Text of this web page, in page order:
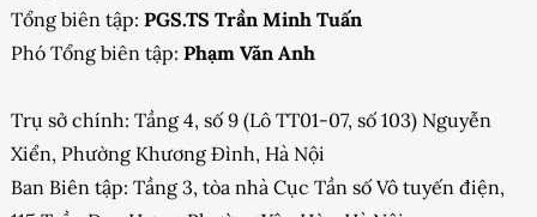
Tổng biên tập: PGS.TS Trần Minh Tuấn
Phó Tổng biên tập: Phạm Văn Anh
Trụ sở chính: Tầng 4, số 9 (Lô TT01-07, số 103) Nguyễn
Xiển, Phường Khương Đình, Hà Nội
Ban Biên tập: Tầng 3, tòa nhà Cục Tần số Vô tuyến điện,